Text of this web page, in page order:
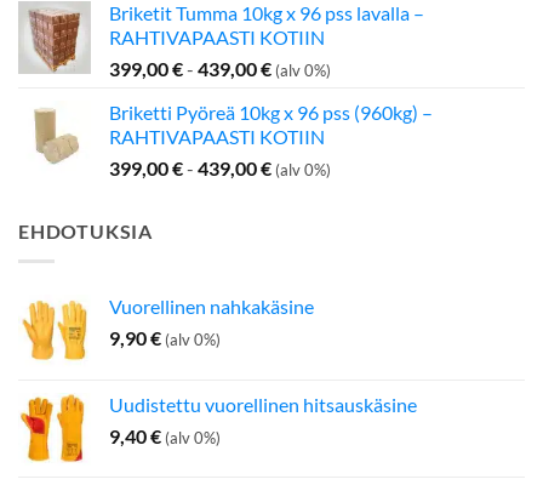
oli:
199,00 €.
on:
142,50 €.
Briketit Tumma 10kg x 96 pss lavalla –
RAHTIVAPAASTI KOTIIN
399,00€- 439,00€ (alv 0%)
Briketti Pyöreä 10kg x 96 pss (960kg) –
RAHTIVAPAASTI KOTIIN
399,00€- 439,00€ (alv 0%)
EHDOTUKSIA
Vuorellinen nahkakäsine
9,90€ (alv 0%)
Uudistettu vuorellinen hitsauskäsine
9,40€ (alv 0%)